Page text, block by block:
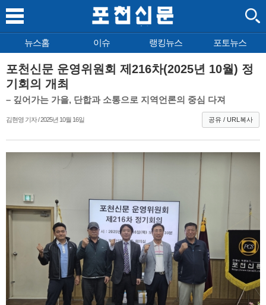
뉴스홈 이슈 랭킹뉴스 포토뉴스
포천신문 운영위원회 제216차(2025년 10월) 정
기회의 개최
– 깊어가는 가을, 단합과 소통으로 지역언론의 중심 다져
김현영 기자 / 2025년 10월 16일 공유 / URL복사